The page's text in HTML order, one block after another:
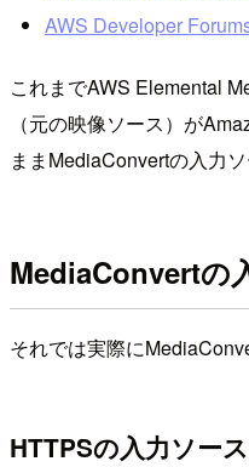
AWS Developer
これまでAWS Elemental
（元の映像ソース）が
ままMediaConvertの入力
MediaConvertの
それでは実際に
HTTPSの入力ソース